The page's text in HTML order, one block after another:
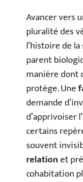
Avancer vers
pluralité des
l’histoire de
parent
manière dont
protège. Une
demande
d’apprivoiser
certains
souvent
relationet
cohabitation